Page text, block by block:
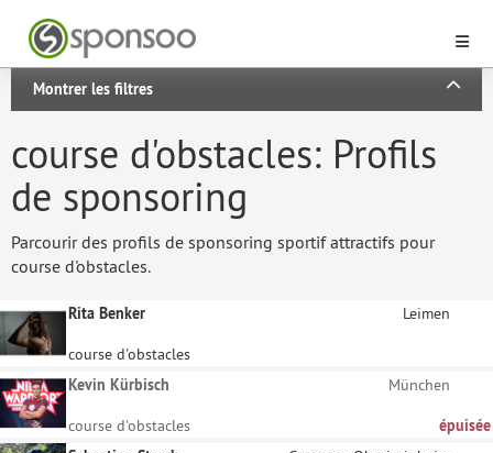
Montrer les filtres
course d'obstacles: Profils
de sponsoring
Parcourir des profils de sponsoring sportif attractifs pour
course d'obstacles.
Rita Benker Leimen
course d'obstacles
Kevin Kürbisch
München
course d'obstacles
épuisée